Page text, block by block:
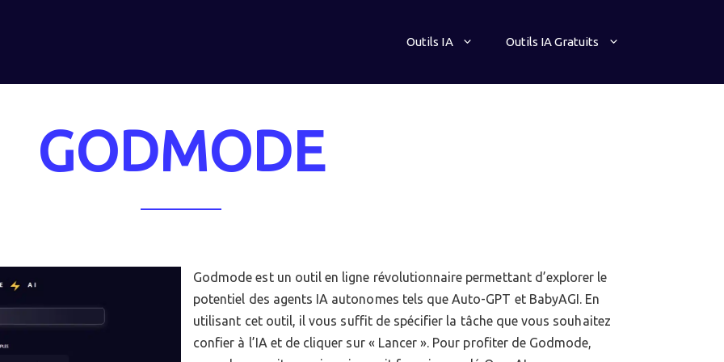
Outils IA Outils IA Gratuits
GODMODE
Godmode est un outil en ligne révolutionnaire permettant d’explorer le
potentiel des agents IA autonomes tels que Auto-GPT et BabyAGI. En
utilisant cet outil, il vous suffit de spécifier la tâche que vous souhaitez
confier à l’IA et de cliquer sur « Lancer ». Pour profiter de Godmode,